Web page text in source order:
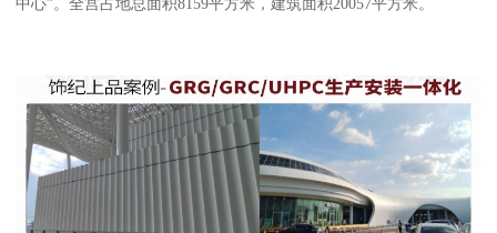
中心”。全宫占地总面积8159平方米，建筑面积20057平方米。